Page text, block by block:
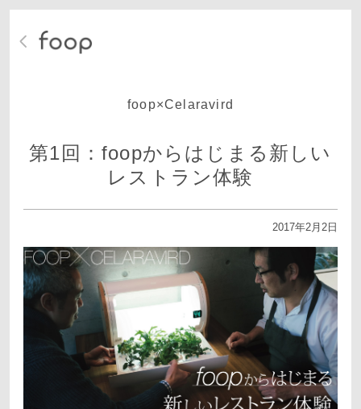
foop×Celaravird
第1回：foopからはじまる新しい
レストラン体験
2017年2月2日